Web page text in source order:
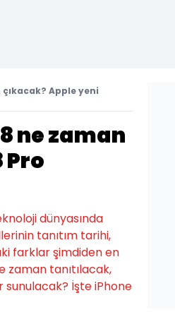
çıkacak? Apple yeni
ne zaman
Pro
dünyasında
tanıtım tarihi,
farklar şimdiden en
zaman tanıtılacak,
İşte iPhone